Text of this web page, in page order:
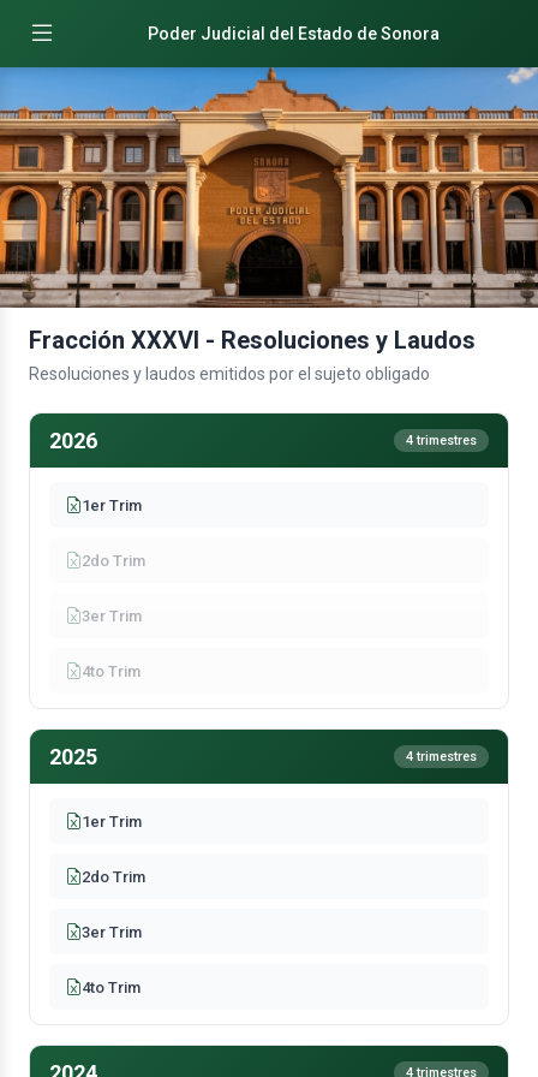
Poder Judicial del Estado de Sonora
Fracción XXXVI - Resoluciones y Laudos
Resoluciones y laudos emitidos por el sujeto obligado
2026 4 trimestres
1er Trim
2do Trim
3er Trim
4to Trim
2025 4 trimestres
1er Trim
2do Trim
3er Trim
4to Trim
4 trimestres